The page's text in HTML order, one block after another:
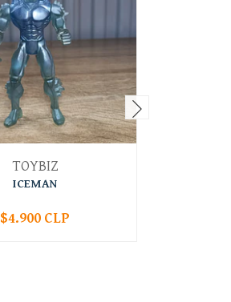
TOYBIZ
ICEMAN
+
$4.900 CLP